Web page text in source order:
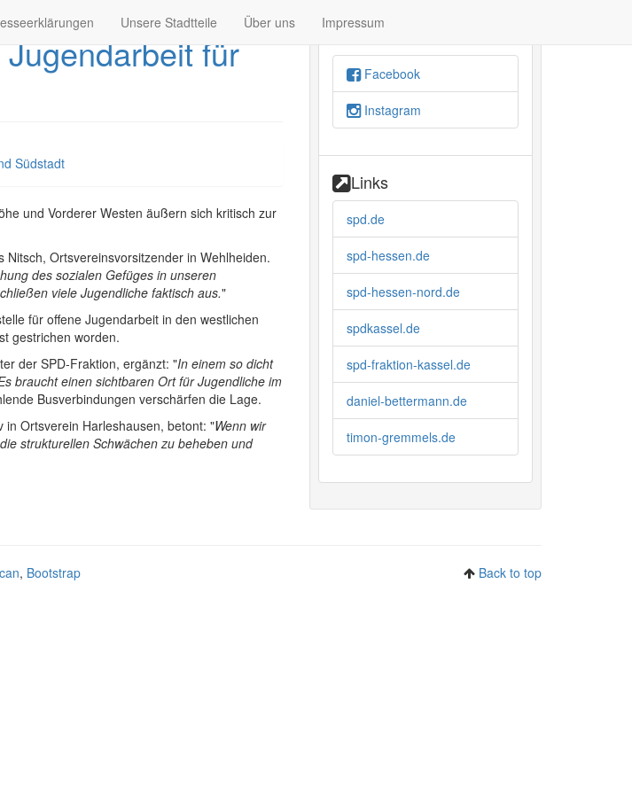
Unsere Stadtteile Über uns Impressum
für
Südstadt
und Vorderer Westen äußern sich kritisch zur
Nitsch, Ortsvereinsvorsitzender in Wehlheiden.
des sozialen Gefüges in unseren
viele Jugendliche faktisch aus."
für offene Jugendarbeit in den westlichen
gestrichen worden.
der SPD-Fraktion, ergänzt: "In einem so dicht
braucht einen sichtbaren Ort für Jugendliche im
Busverbindungen verschärfen die Lage.
in Ortsverein Harleshausen, betont: "Wenn wir
strukturellen Schwächen zu beheben und
Social
Facebook
Instagram
Links
spd.de
spd-hessen.de
spd-hessen-nord.de
spdkassel.de
spd-fraktion-kassel.de
daniel-bettermann.de
timon-gremmels.de
, Bootstrap Back to top